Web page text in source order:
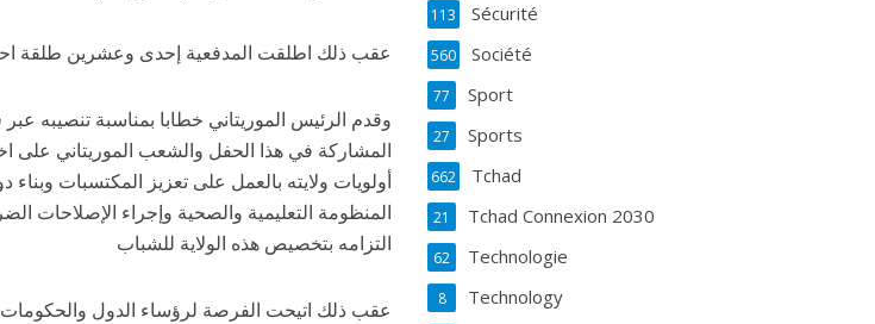
عقب ذلك اطلقت المدفعية إحدى وعشرين طلقة
وقدم الرئيس الموريتاني خطابا بمناسبة تنصيبه
المشاركة في هذا الحفل والشعب الموريتاني على
أولويات ولايته بالعمل على تعزيز المكتسبات
المنظومة التعليمية والصحية وإجراء الإصلاحات
التزامه بتخصيص هذه الولاية للشباب
عقب ذلك اتيحت الفرصة لرؤساء الدول والحكومات
Sécurité
113
Société
560
Sport
77
Sports
27
Tchad
662
Tchad Connexion 2030
21
Technologie
62
Technology
8